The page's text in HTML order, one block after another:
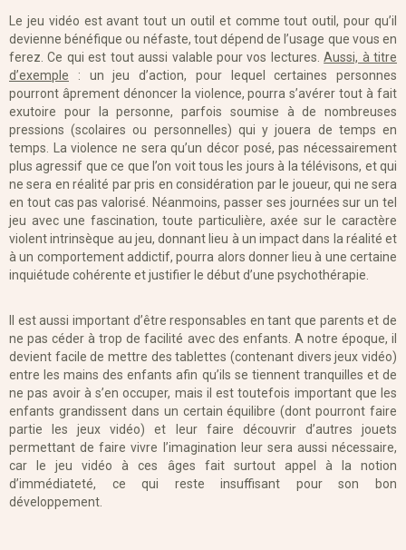
Le jeu vidéo est avant tout un outil et comme tout outil, pour qu’il
devienne bénéfique ou néfaste, tout dépend de l’usage que vous en
ferez. Ce qui est tout aussi valable pour vos lectures.Aussi, à titre
d’exemple : un jeu d’action, pour lequel certaines personnes
pourront âprement dénoncer la violence, pourra s’avérer tout à fait
exutoire pour la personne, parfois soumise à de nombreuses
pressions (scolaires ou personnelles) qui y jouera de temps en
temps. La violence ne sera qu’un décor posé, pas nécessairement
plus agressif que ce que l’on voit tous les jours à la télévisons, et qui
ne sera en réalité par pris en considération par le joueur, qui ne sera
en tout cas pas valorisé. Néanmoins, passer ses journées sur un tel
jeu avec une fascination, toute particulière, axée sur le caractère
violent intrinsèque au jeu, donnant lieu à un impact dans la réalité et
à un comportement addictif, pourra alors donner lieu à une certaine
inquiétude cohérente et justifier le début d’une psychothérapie.
Il est aussi important d’être responsables en tant que parents et de
ne pas céder à trop de facilité avec des enfants. A notre époque, il
devient facile de mettre des tablettes (contenant divers jeux vidéo)
entre les mains des enfants afin qu’ils se tiennent tranquilles et de
ne pas avoir à s’en occuper, mais il est toutefois important que les
enfants grandissent dans un certain équilibre (dont pourront faire
partie les jeux vidéo) et leur faire découvrir d’autres jouets
permettant de faire vivre l’imagination leur sera aussi nécessaire,
car le jeu vidéo à ces âges fait surtout appel à la notion
d’immédiateté, ce qui reste insuffisant pour son bon
développement.